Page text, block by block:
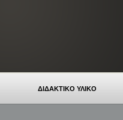
ΔΙΔΑΚΤΙΚΟ ΥΛΙΚΟ